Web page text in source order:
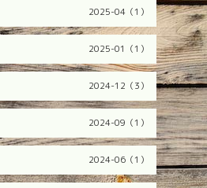
2025-04（1）
2025-01（1）
2024-12（3）
2024-09（1）
2024-06（1）